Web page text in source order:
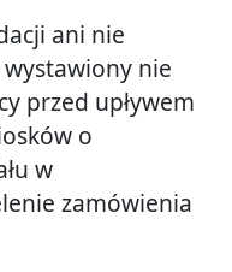
ani nie
wystawiony nie
przed upływem
o
w
zamówienia